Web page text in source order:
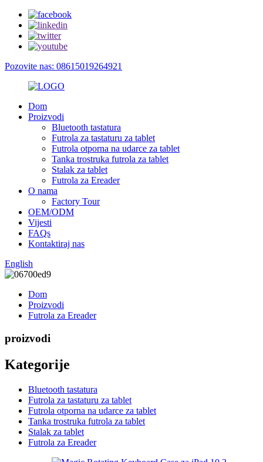
Pozovite nas: 08615019264921
Dom
Proizvodi
Bluetooth tastatura
Futrola za tastaturu za tablet
Futrola otporna na udarce za tablet
Tanka trostruka futrola za tablet
Stalak za tablet
Futrola za Ereader
O nama
Factory Tour
OEM/ODM
Vijesti
FAQs
Kontaktiraj nas
English
Dom
Proizvodi
Futrola za Ereader
proizvodi
Kategorije
Bluetooth tastatura
Futrola za tastaturu za tablet
Futrola otporna na udarce za tablet
Tanka trostruka futrola za tablet
Stalak za tablet
Futrola za Ereader